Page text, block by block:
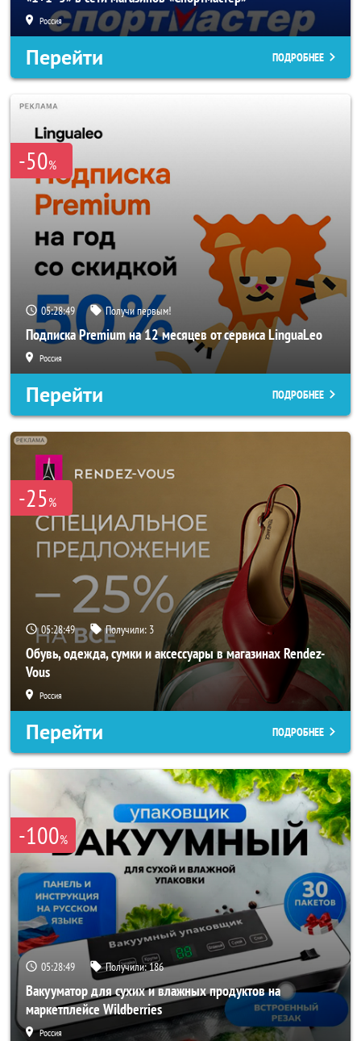
Россия
Перейти ПОДРОБНЕЕ
-50%
05:28:46 Получи первым!
Подписка Premium на 12 месяцев от сервиса LinguaLeo
Россия
Перейти ПОДРОБНЕЕ
-25%
05:28:46 Получили: 3
Обувь, одежда, сумки и аксессуары в магазинах Rendez-
Vous
Россия
Перейти ПОДРОБНЕЕ
-100%
05:28:46 Получили:186
Вакууматор для сухих и влажных продуктов на
маркетплейсе Wildberries
Россия